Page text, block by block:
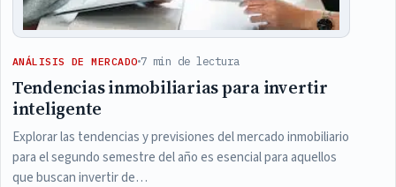
ANÁLISIS DE MERCADO 7 min de lectura
Tendencias inmobiliarias para invertir
inteligente
Explorar las tendencias y previsiones del mercado inmobiliario
para el segundo semestre del año es esencial para aquellos
que buscan invertir de…